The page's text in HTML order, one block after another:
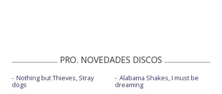
PRO. NOVEDADES DISCOS
Nothing but Thieves, Stray
dogs
Alabama Shakes, I must be
dreaming